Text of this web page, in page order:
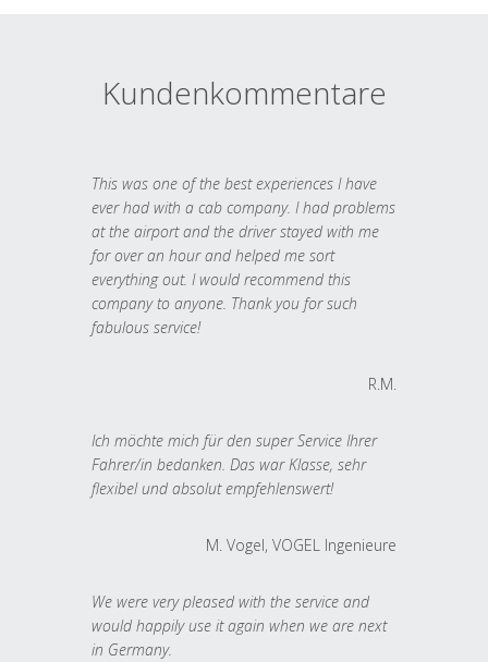
Kundenkommentare
This was one of the best experiences I have
ever had with a cab company. I had problems
at the airport and the driver stayed with me
for over an hour and helped me sort
everything out. I would recommend this
company to anyone. Thank you for such
fabulous service!
R.M.
Ich möchte mich für den super Service Ihrer
Fahrer/in bedanken. Das war Klasse, sehr
flexibel und absolut empfehlenswert!
M. Vogel, VOGEL Ingenieure
We were very pleased with the service and
would happily use it again when we are next
in Germany.